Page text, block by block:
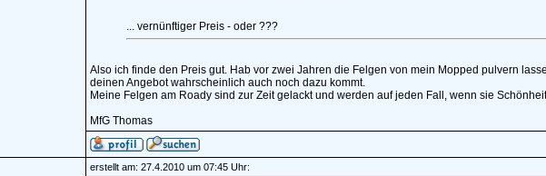
... vernünftiger Preis - oder ???
Also ich finde den Preis gut. Hab vor zwei Jahren die Felgen von mein Mopped pulvern
deinen Angebot wahrscheinlich auch noch dazu kommt.
Meine Felgen am Roady sind zur Zeit gelackt und werden auf jeden Fall, wenn sie
MfG Thomas
erstellt am: 27.4.2010 um 07:45 Uhr: